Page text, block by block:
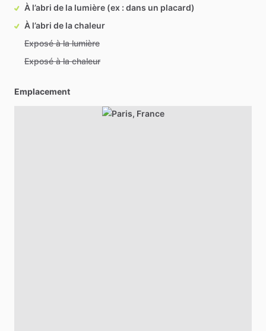
À l’abri de la lumière (ex : dans un placard)
À l’abri de la chaleur
Exposé à la lumière
Exposé à la chaleur
Emplacement